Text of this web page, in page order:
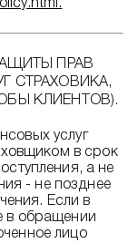
ПРАВ
СТРАХОВИКА,
КЛИЕНТОВ).
услуг
в срок
а не
- не позднее
Если в
в обращении
лицо